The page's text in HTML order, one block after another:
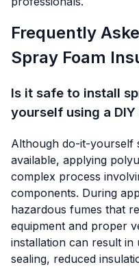
Frequently
Spray Foam
Is it safe to install
yourself using a DIY
Although do-it-yourself
available, applying
complex process
components. During
hazardous fumes that
equipment and proper
installation can result
sealing, reduced